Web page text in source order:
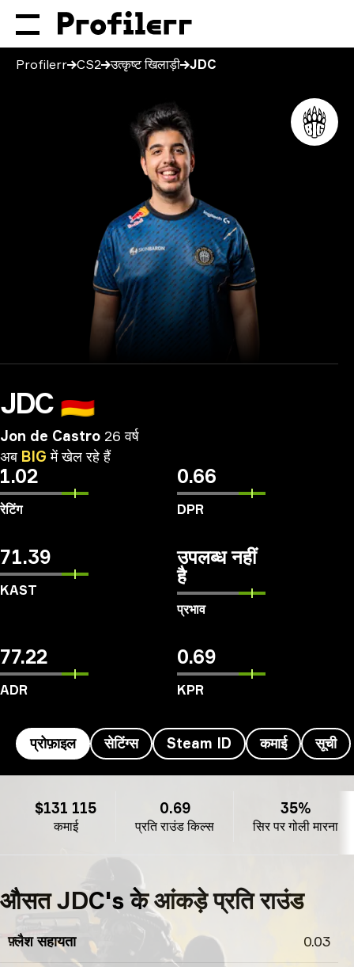
Profilerr CS2 उत्कृष्ट खिलाड़ी JDC
JDC 🇩🇪
Jon de Castro 26 वर्ष
अब BIG में खेल रहे हैं
1.02
रेटिंग
0.66
DPR
71.39
KAST
उपलब्ध नहीं
है
प्रभाव
77.22
ADR
0.69
KPR
प्रोफ़ाइल सेटिंग्स Steam ID कमाई सूची
कमाई
$131 115
प्रति राउंड किल्स
0.69
सिर पर गोली मारना
35%
औसत JDC's के आंकड़े प्रति राउंड
फ़्लैश सहायता 0.03